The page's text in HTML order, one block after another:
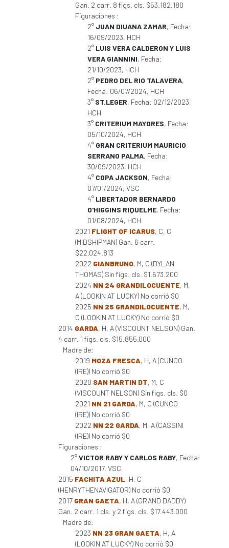
Gan. 2 carr. 8 figs. cls. $53.182.180
Figuraciones :
2° JUAN DIUANA ZAMAR, Fecha:
16/09/2023, HCH
2° LUIS VERA CALDERON Y LUIS
VERA GIANNINI, Fecha:
21/10/2023, HCH
2° PEDRO DEL RIO TALAVERA,
Fecha: 06/07/2024, HCH
3° ST.LEGER, Fecha: 02/12/2023,
HCH
3° CRITERIUM MAYORES, Fecha:
05/10/2024, HCH
4° GRAN CRITERIUM MAURICIO
SERRANO PALMA, Fecha:
30/09/2023, HCH
4° COPA JACKSON, Fecha:
07/01/2024, VSC
4° LIBERTADOR BERNARDO
O'HIGGINS RIQUELME, Fecha:
01/08/2024, HCH
2021 FLIGHT OF ICARUS, C, C
(MIDSHIPMAN) Gan. 6 carr.
$22.024.813
2022 GIANBRUNO, M, C (DYLAN
THOMAS) Sin figs. cls. $1.673.200
2024 NN 24 GRANDILOCUENTE, M,
A (LOOKIN AT LUCKY) No corrió $0
2025 NN 25 GRANDILOCUENTE, M,
C (LOOKIN AT LUCKY) No corrió $0
2014 GARDA, H, A (VISCOUNT NELSON) Gan.
4 carr. 1 figs. cls. $15.855.000
Madre de:
2019 MOZA FRESCA, H, A (CUNCO
(IRE)) No corrió $0
2020 SAN MARTIN DT, M, C
(VISCOUNT NELSON) Sin figs. cls. $0
2021 NN 21 GARDA, M, C (CUNCO
(IRE)) No corrió $0
2022 NN 22 GARDA, M, A (CASSINI
(IRE)) No corrió $0
Figuraciones :
2°VICTOR RABY Y CARLOS RABY, Fecha:
04/10/2017, VSC
2015 FACHITA AZUL, H, C
(HENRYTHENAVIGATOR) No corrió $0
2017 GRAN GAETA, H, A (GRAND DADDY)
Gan. 2 carr. 1 cls. y 2 figs. cls. $17.443.000
Madre de:
2023 NN 23 GRAN GAETA, H, A
(LOOKIN AT LUCKY) No corrió $0